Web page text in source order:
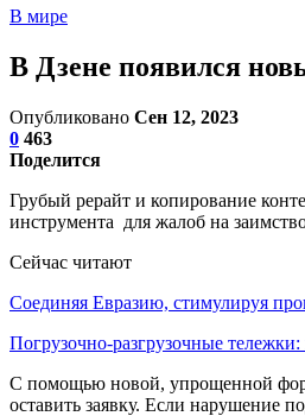
В мире
В Дзене появился
Опубликовано Сен 12, 2023
0 463
Поделится
Грубый рерайт и копирование
инструмента для жалоб на
Сейчас читают
Соединяя Евразию, стимулируя
Погрузочно-разгрузочные
С помощью новой, упрощенной
оставить заявку. Если нарушение